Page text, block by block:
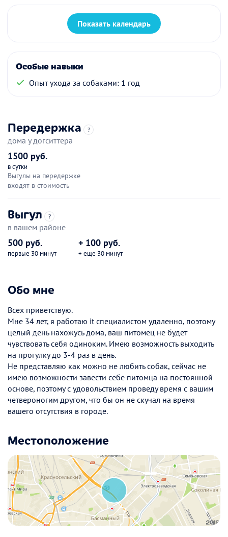
Показать календарь
Особые навыки
Опыт ухода за собаками: 1 год
Передержка ?
дома у догситтера
1500 руб.
в сутки
Выгулы на передержке
входят в стоимость
Выгул ?
в вашем районе
500 руб.
первые 30 минут
+ 100 руб.
+ еще 30 минут
Обо мне
Всех приветствую.
Мне 34 лет, я работаю it специалистом удаленно, поэтому
целый день нахожусь дома, ваш питомец не будет
чувствовать себя одиноким. Имею возможность выходить
на прогулку до 3-4 раз в день.
Не представляю как можно не любить собак, сейчас не
имею возможности завести себе питомца на постоянной
основе, поэтому с удовольствием проведу время с вашим
четвероногим другом, что бы он не скучал на время
вашего отсутствия в городе.
Местоположение